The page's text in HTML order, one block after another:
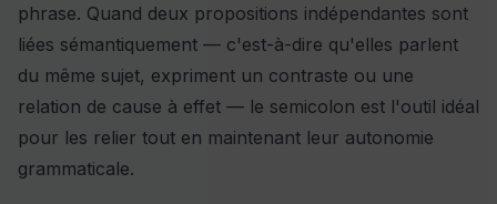
phrase. Quand deux propositions indépendantes sont
liées sémantiquement — c'est-à-dire qu'elles parlent
du même sujet, expriment un contraste ou une
relation de cause à effet — le semicolon est l'outil idéal
pour les relier tout en maintenant leur autonomie
grammaticale.